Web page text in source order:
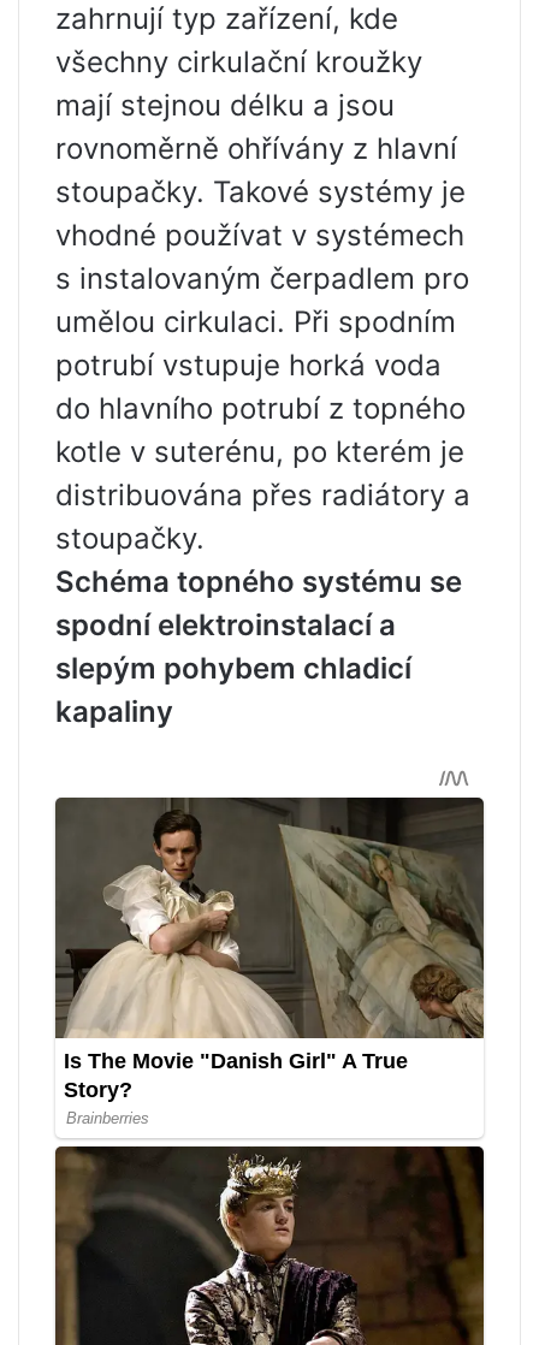
zahrnují typ zařízení, kde
všechny cirkulační kroužky
mají stejnou délku a jsou
rovnoměrně ohřívány z hlavní
stoupačky. Takové systémy je
vhodné používat v systémech
s instalovaným čerpadlem pro
umělou cirkulaci. Při spodním
potrubí vstupuje horká voda
do hlavního potrubí z topného
kotle v suterénu, po kterém je
distribuována přes radiátory a
stoupačky.
Schéma topného systému se
spodní elektroinstalací a
slepým pohybem chladicí
kapaliny